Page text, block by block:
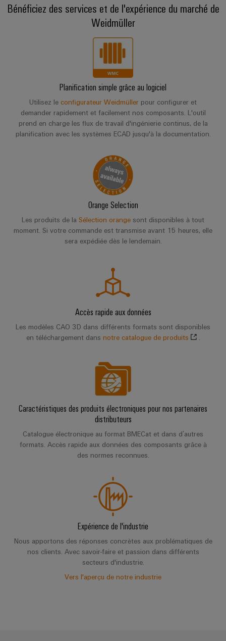
Bénéficiez des services et de l'expérience du marché de
Weidmüller
Planification simple grâce au logiciel
Utilisez le configurateur Weidmüller pour configurer et
demander rapidement et facilement nos composants. L'outil
prend en charge les flux de travail d'ingénierie continus, de la
planification avec les systèmes ECAD jusqu'à la documentation.
Orange Selection
Les produits de la Sélection orange sont disponibles à tout
moment. Si votre commande est transmise avant 15 heures, elle
sera expédiée dès le lendemain.
Accès rapide aux données
Les modèles CAO 3D dans différents formats sont disponibles
en téléchargement dans notre catalogue de produits
Caractéristiques des produits électroniques pour nos partenaires
distributeurs
Catalogue électronique au format BMECat et dans d’autres
formats. Accès rapide aux données des composants grâce à
des normes reconnues.
Expérience de l'industrie
Nous apportons des réponses concrètes aux problématiques de
nos clients. Avec savoir-faire et passion dans différents
secteurs d'industrie.
Vers l'aperçu de notre industrie